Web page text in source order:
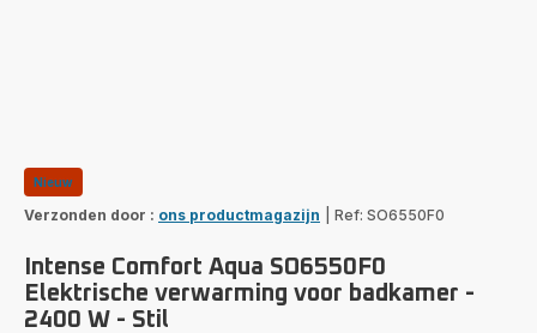
Nieuw
Verzonden door : ons productmagazijn Ref: SO6550F0
Intense Comfort Aqua SO6550F0
Elektrische verwarming voor badkamer -
2400 W - Stil